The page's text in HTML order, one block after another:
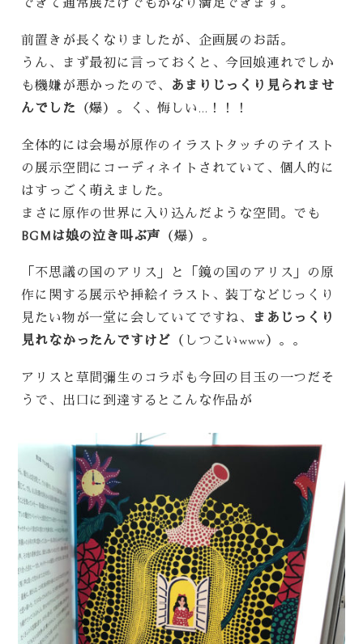
できて通常展だけでもかなり満足できます。
前置きが長くなりましたが、企画展のお話。
うん、まず最初に言っておくと、今回娘連れでしか
も機嫌が悪かったので、 あまりじっくり見られませ
んでした （爆）。く、悔しい…！！！
全体的には会場が原作のイラストタッチのテイスト
の展示空間にコーディネイトされていて、個人的に
はすっごく萌えました。
まさに原作の世界に入り込んだような空間。でも
BGMは娘の泣き叫ぶ声 （爆）。
「不思議の国のアリス」と「鏡の国のアリス」の原
作に関する展示や挿絵イラスト、装丁などじっくり
見たい物が一堂に会していてですね、
まあじっくり
見れなかったんですけど （しつこいwww）。。
アリスと草間彌生のコラボも今回の目玉の一つだそ
うで、出口に到達するとこんな作品が